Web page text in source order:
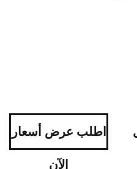
عرض أسعار